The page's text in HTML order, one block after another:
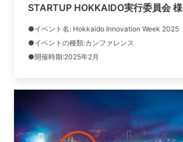
STARTUP HOKKAIDO実行委員会 様
●イベント名: Hokkaido Innovation Week 2025
●イベントの種類:カンファレンス
●開催時期:2025年2月